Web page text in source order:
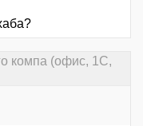
компа (офис, 1С,